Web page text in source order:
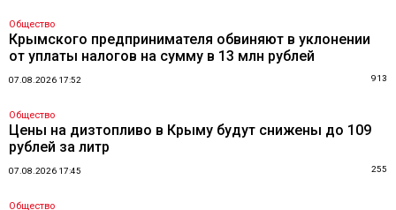
Общество
Крымского предпринимателя обвиняют в уклонении
от уплаты налогов на сумму в 13 млн рублей
07.08.2026 17:52 913
Общество
Цены на дизтопливо в Крыму будут снижены до 109
рублей за литр
07.08.2026 17:45 255
Общество